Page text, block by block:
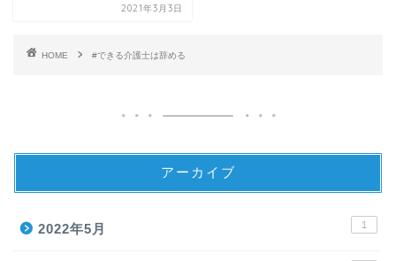
2021年3月3日
HOME #できる介護士は辞める
アーカイブ
2022年5月 1